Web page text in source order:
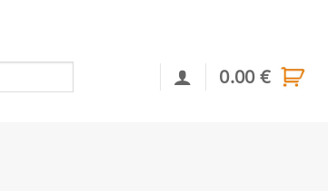
0.00€